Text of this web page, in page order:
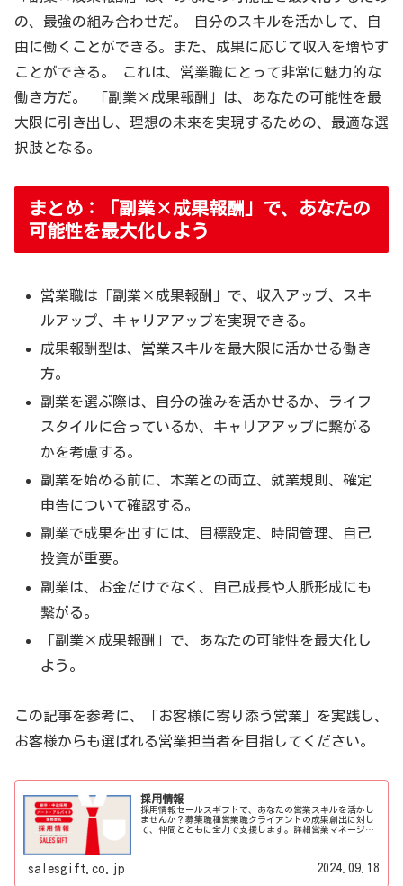
の、最強の組み合わせだ。 自分のスキルを活かして、自
由に働くことができる。また、成果に応じて収入を増やす
ことができる。 これは、営業職にとって非常に魅力的な
働き方だ。 「副業×成果報酬」は、あなたの可能性を最
大限に引き出し、理想の未来を実現するための、最適な選
択肢となる。
まとめ：「副業×成果報酬」で、あなたの
可能性を最大化しよう
営業職は「副業×成果報酬」で、収入アップ、スキ
ルアップ、キャリアアップを実現できる。
成果報酬型は、営業スキルを最大限に活かせる働き
方。
副業を選ぶ際は、自分の強みを活かせるか、ライフ
スタイルに合っているか、キャリアアップに繋がる
かを考慮する。
副業を始める前に、本業との両立、就業規則、確定
申告について確認する。
副業で成果を出すには、目標設定、時間管理、自己
投資が重要。
副業は、お金だけでなく、自己成長や人脈形成にも
繋がる。
「副業×成果報酬」で、あなたの可能性を最大化し
よう。
この記事を参考に、「お客様に寄り添う営業」を実践し、
お客様からも選ばれる営業担当者を目指してください。
採用情報
採用情報セールスギフトで、あなたの営業スキルを活かし
ませんか？募集職種営業職クライアントの成果創出に対し
て、仲間とともに全力で支援します。詳細営業マネージャ
salesgift.co.jp 2024.09.18